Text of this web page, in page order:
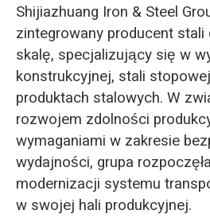
Shijiazhuang Iron & Steel
zintegrowany producent stali
skalę, specjalizujący się w
konstrukcyjnej, stali
produktach stalowych. W
rozwojem zdolności
wymaganiami w zakresie
wydajności, grupa
modernizacji systemu
w swojej hali produkcyjnej.